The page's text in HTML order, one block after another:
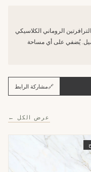
الروماني الكلاسيكي
يُضفي على أي مساحة
🔗مشاركة الرابط
عرض الكل ←